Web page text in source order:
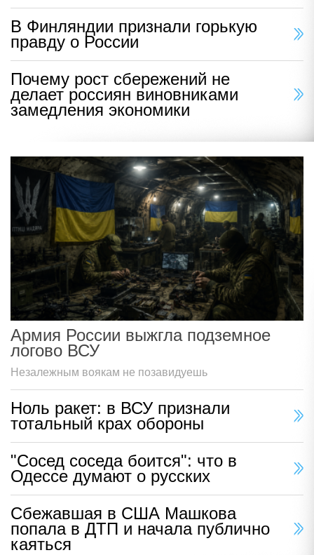
В Финляндии признали горькую
правду о России
Почему рост сбережений не
делает россиян виновниками
замедления экономики
Армия России выжгла подземное
логово ВСУ
Незалежным воякам не позавидуешь
Ноль ракет: в ВСУ признали
тотальный крах обороны
"Сосед соседа боится": что в
Одессе думают о русских
Сбежавшая в США Машкова
попала в ДТП и начала публично
каяться